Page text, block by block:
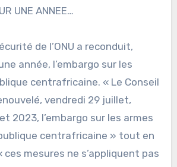
UNE ANNEE…
de l’ONU a reconduit,
année, l’embargo sur les
centrafricaine. « Le Conseil
vendredi 29 juillet,
2023, l’embargo sur les armes
centrafricaine » tout en
mesures ne s’appliquent pas